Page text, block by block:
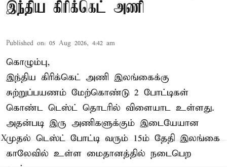
இந்திய கிரிக்கெட் அணி
Published on: 05 Aug 2026, 4:42 am
கொழும்பு,
இந்திய கிரிக்கெட் அணி இலங்கைக்கு
சுற்றுப்பயணம் மேற்கொண்டு 2 போட்டிகள்
கொண்ட டெஸ்ட் தொடரில் விளையாட உள்ளது.
அதன்படி இரு அணிகளுக்கும் இடையேயான
முதல் டெஸ்ட் போட்டி வரும் 15ம் தேதி இலங்கை
காலேவில் உள்ள மைதானத்தில் நடைபெற
X